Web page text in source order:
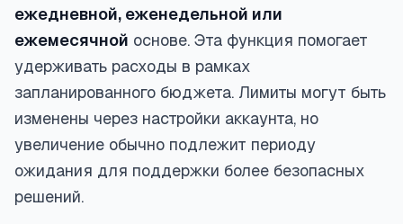
ежедневной, еженедельной или
ежемесячной основе. Эта функция помогает
удерживать расходы в рамках
запланированного бюджета. Лимиты могут быть
изменены через настройки аккаунта, но
увеличение обычно подлежит периоду
ожидания для поддержки более безопасных
решений.